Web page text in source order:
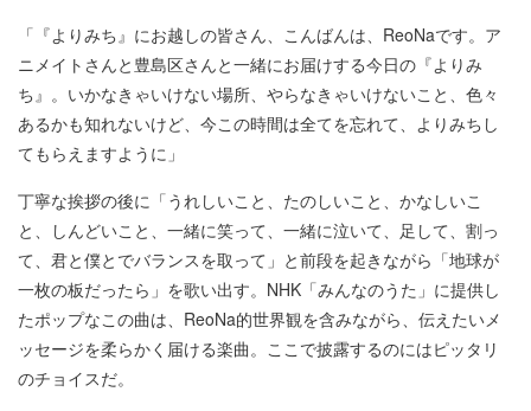
「『よりみち』にお越しの皆さん、こんばんは、ReoNaです。ア
ニメイトさんと豊島区さんと一緒にお届けする今日の『よりみ
ち』。いかなきゃいけない場所、やらなきゃいけないこと、色々
あるかも知れないけど、今この時間は全てを忘れて、よりみちし
てもらえますように」
丁寧な挨拶の後に「うれしいこと、たのしいこと、かなしいこ
と、しんどいこと、一緒に笑って、一緒に泣いて、足して、割っ
て、君と僕とでバランスを取って」と前段を起きながら「地球が
一枚の板だったら」を歌い出す。NHK「みんなのうた」に提供し
たポップなこの曲は、ReoNa的世界観を含みながら、伝えたいメ
ッセージを柔らかく届ける楽曲。ここで披露するのにはピッタリ
のチョイスだ。